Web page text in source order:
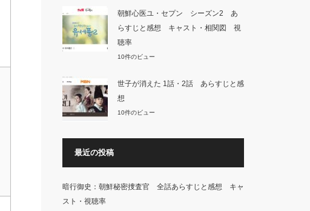
朝鮮心医ユ・セプン シーズン2 あ
らすじと感想 キャスト・相関図 視
聴率
10件のビュー
世子が消えた 1話・2話 あらすじと感
想
10件のビュー
最近の投稿
暗行御史：朝鮮秘密捜査官 全話あらすじと感想 キャ
スト・視聴率